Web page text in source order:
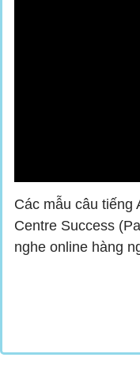
Các mẫu câu tiếng
Centre Success
nghe online hàng